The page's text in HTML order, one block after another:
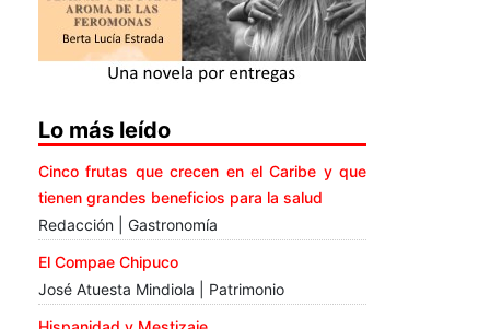
Lo más leído
Cinco frutas que crecen en el Caribe y que
tienen grandes beneficios para la salud
Redacción | Gastronomía
El Compae Chipuco
José Atuesta Mindiola | Patrimonio